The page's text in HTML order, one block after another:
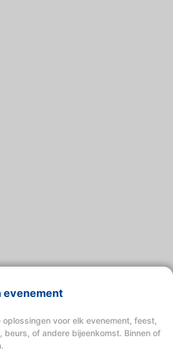
evenement
voor elk evenement, feest,
beurs, of andere bijeenkomst. Binnen of